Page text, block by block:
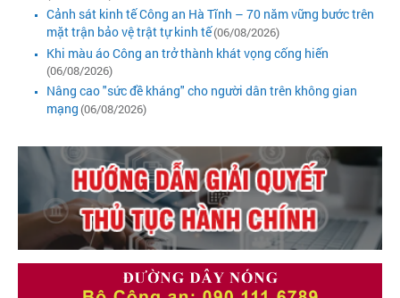
Cảnh sát kinh tế Công an Hà Tĩnh – 70 năm vững bước trên
mặt trận bảo vệ trật tự kinh tế(06/08/2026)
Khi màu áo Công an trở thành khát vọng cống hiến
(06/08/2026)
Nâng cao "sức đề kháng" cho người dân trên không gian
mạng (06/08/2026)